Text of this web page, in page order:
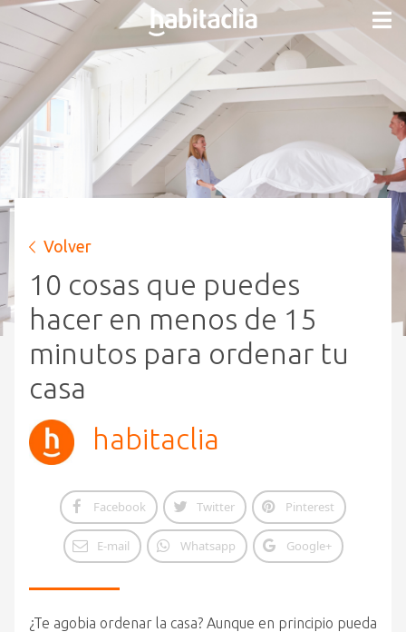
Volver
10 cosas que puedes
hacer en menos de 15
minutos para ordenar tu
casa
habitaclia
Facebook Twitter Pinterest
E-mail Whatsapp Google+
¿Te agobia ordenar la casa? Aunque en principio pueda